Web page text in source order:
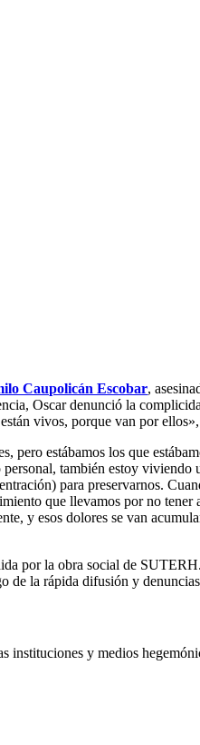
Caupolicán Escobar,
Oscar denunció la
vivos, porque van por
pero estábamos los que
también estoy
para preservarnos.
que llevamos por no
y esos dolores se van
por la obra social de
de la rápida difusión y
instituciones y medios